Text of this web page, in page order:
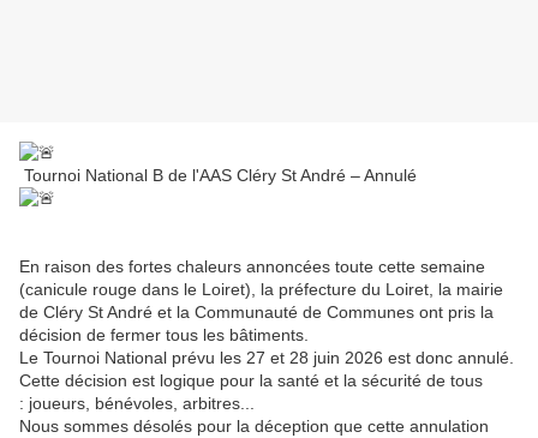
Tournoi National B de l'AAS Cléry St André – Annulé
En raison des fortes chaleurs annoncées toute cette semaine
(canicule rouge dans le Loiret), la préfecture du Loiret, la mairie
de Cléry St André et la Communauté de Communes ont pris la
décision de fermer tous les bâtiments.
Le Tournoi National prévu les 27 et 28 juin 2026 est donc annulé.
Cette décision est logique pour la santé et la sécurité de tous
: joueurs, bénévoles, arbitres...
Nous sommes désolés pour la déception que cette annulation